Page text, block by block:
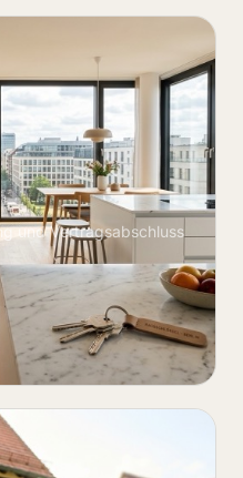
und Vertragsabschluss